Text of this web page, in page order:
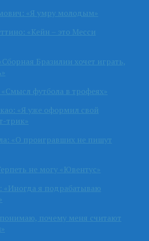
«Я умру молодым»
«Кейн – это Месси
Бразилии хочет играть,
футбола в трофеях»
«Я уже оформил свой
трик»
«О проигравших не пишут
не могу «Ювентус»
«Иногда я подрабатываю
почему меня считают